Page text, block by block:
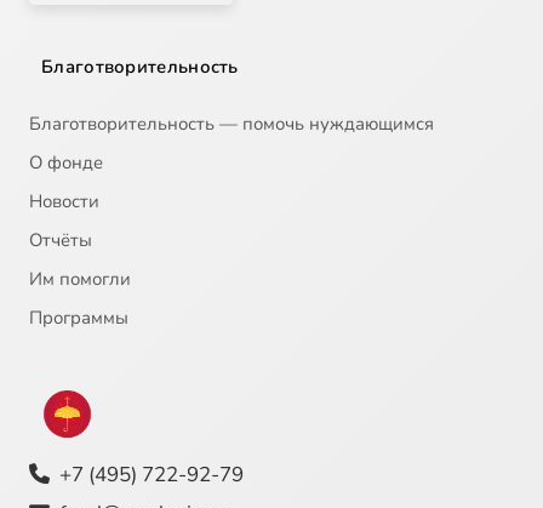
Благотворительность
Благотворительность — помочь нуждающимся
О фонде
Новости
Отчёты
Им помогли
Программы
+7 (495) 722-92-79